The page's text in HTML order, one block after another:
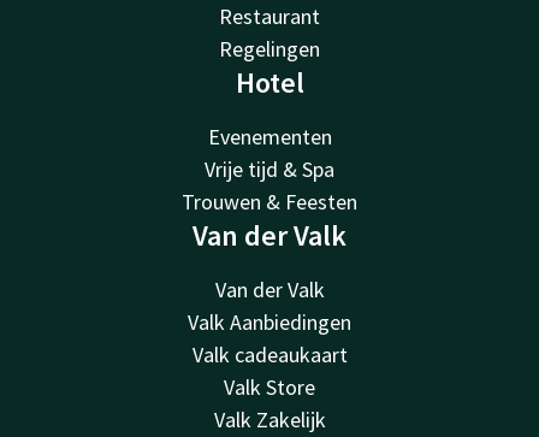
Restaurant
Regelingen
Hotel
Evenementen
Vrije tijd & Spa
Trouwen & Feesten
Van der Valk
Van der Valk
Valk Aanbiedingen
Valk cadeaukaart
Valk Store
Valk Zakelijk